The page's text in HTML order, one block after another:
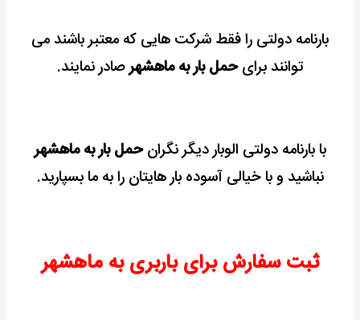
بارنامه دولتی را فقط شرکت هایی که معتبر باشند می
توانند برایحمل بار به ماهشهرصادر نمایند.
با بارنامه دولتی الوبار دیگر نگرانحمل بار به ماهشهر
نباشید و با خیالی آسوده بار هایتان را به ما بسپارید.
ثبت سفارش برای باربری به ماهشهر